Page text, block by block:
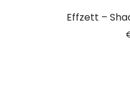
Effzett –